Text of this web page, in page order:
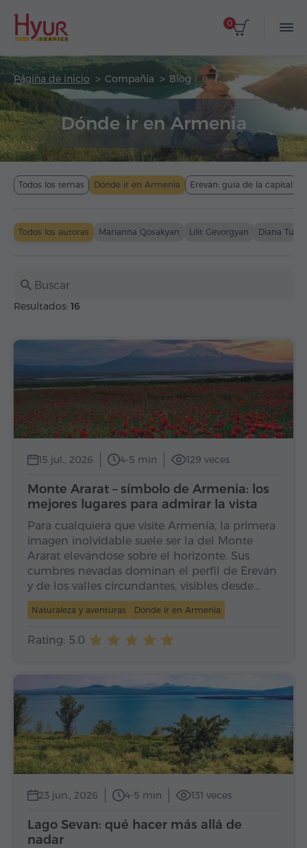
0
Página de inicio Compañía Blog
Dónde ir en Armenia
Todos los temas Dónde ir en Armenia Ereván: guía de la capital
Todos los autoras Marianna Qosakyan Lilit Gevorgyan Diana
Resultados: 16
15 jul., 2026 4-5 min 129 veces
Monte Ararat – símbolo de Armenia: los
mejores lugares para admirar la vista
Para cualquiera que visite Armenia, la primera
imagen inolvidable suele ser la del Monte
Ararat elevándose sobre el horizonte. Sus
cumbres nevadas dominan el perfil de Ereván
y de los valles circundantes, visibles desde…
Naturaleza y aventuras Dónde ir en Armenia
Rating: 5.0
23 jun., 2026 4-5 min 131 veces
Lago Sevan: qué hacer más allá de
nadar